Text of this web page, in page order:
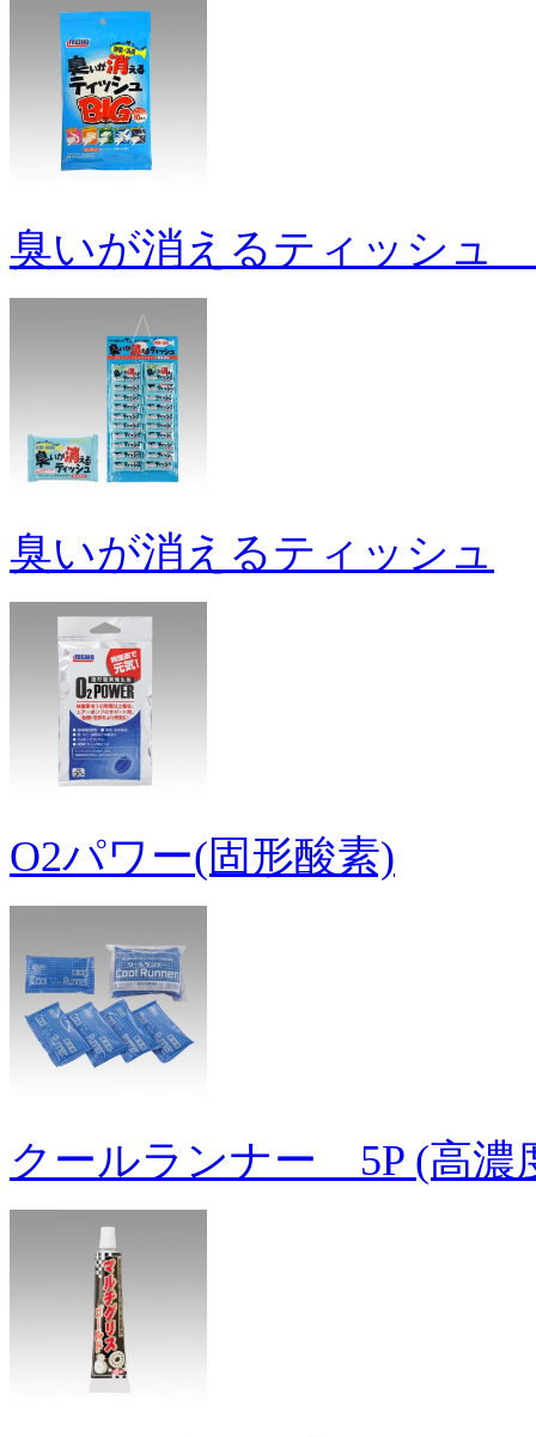
臭いが消えるティッシュ
臭いが消えるティッシュ
O2パワー(固形酸素)
クールランナー 5P (高濃